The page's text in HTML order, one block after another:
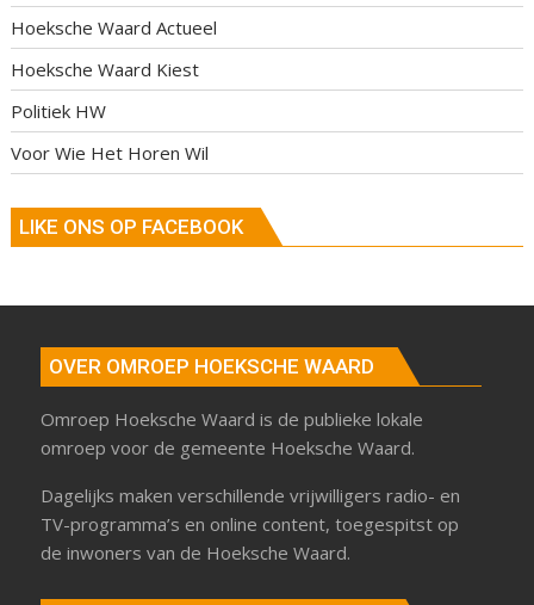
Hoeksche Waard Actueel
Hoeksche Waard Kiest
Politiek HW
Voor Wie Het Horen Wil
LIKE ONS OP FACEBOOK
OVER OMROEP HOEKSCHE WAARD
Omroep Hoeksche Waard is de publieke lokale
omroep voor de gemeente Hoeksche Waard.
Dagelijks maken verschillende vrijwilligers radio- en
TV-programma’s en online content, toegespitst op
de inwoners van de Hoeksche Waard.